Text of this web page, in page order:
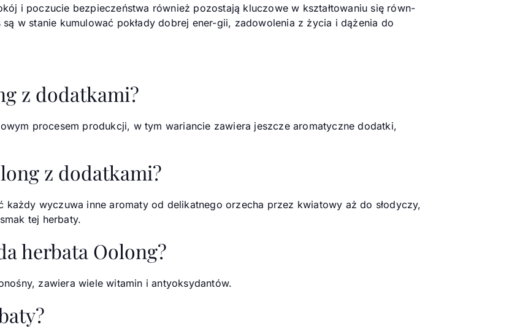
i poczucie bezpieczeństwa również pozostają kluczowe w kształtowaniu się równ-
w stanie kumulować pokłady dobrej ener-gii, zadowolenia z życia i dążenia do
z dodatkami?
procesem produkcji, w tym wariancie zawiera jeszcze aromatyczne dodatki,
z dodatkami?
wyczuwa inne aromaty od delikatnego orzecha przez kwiatowy aż do słodyczy,
tej herbaty.
herbata Oolong?
zawiera wiele witamin i antyoksydantów.